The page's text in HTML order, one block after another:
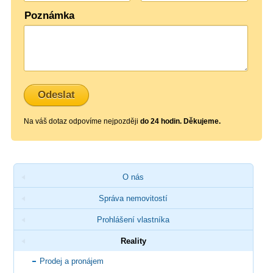
Poznámka
Na váš dotaz odpovíme nejpozději do 24 hodin. Děkujeme.
O nás
Správa nemovitostí
Prohlášení vlastníka
Reality
Prodej a pronájem